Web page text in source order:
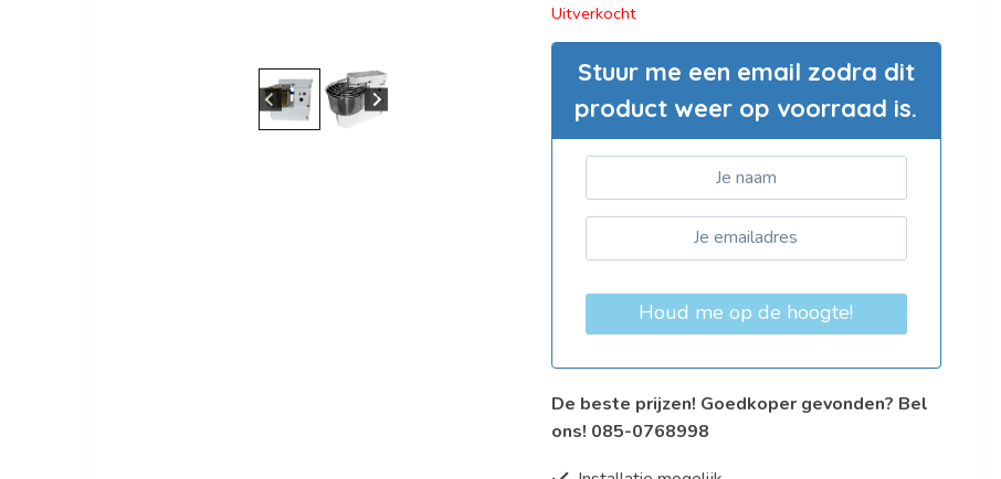
Uitverkocht
Stuur me een email zodra dit
product weer op voorraad is.
Houd me op de hoogte!
De beste prijzen! Goedkoper gevonden? Bel
ons! 085-0768998